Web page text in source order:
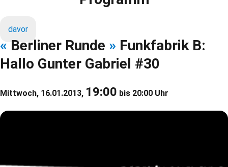
davor
« Berliner Runde » Funkfabrik B:
Hallo Gunter Gabriel #30
Mittwoch, 16.01.2013, 19:00 bis 20:00 Uhr